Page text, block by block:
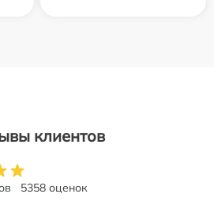
клиентов
5358 оценок